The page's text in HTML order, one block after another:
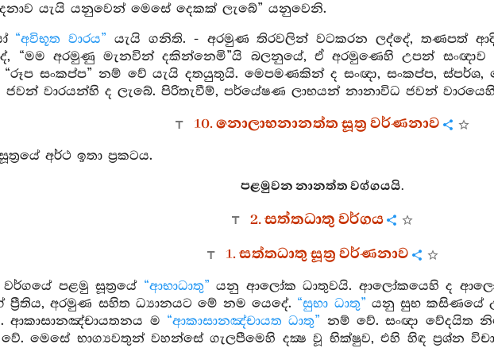
යැයි යනුවෙන් මෙසේ දෙකක් ලැබේ” යනුවෙනි.
“අවිභූත වාරය” යැයි ගනිති. - අරමුණ තිරවලින් වටකරන ලද්දේ, තණපත්
“මම අරමුණු මැනවින් දකින්නෙමි”යි බලනුයේ, ඒ අරමුණෙහි උපන් සංඥාව
“රූප සංකප්ප” නම් වේ යැයි දතයුතුයි. මෙපමණකින් ද සංඥා, සංකප්ප, ස්පර්ශ,
ජවන් වාරයන්හි ද ලැබේ. පිරිතැවීම්, පර්යේෂණ ලාභයන් නානාවිධ ජවන්
10. නොලාභනානත්ත සූත්‍ර වර්ණනාව
අර්ථ ඉතා ප්‍රකටය.
පළමුවන නානත්ත වග්ගයයි.
2. සත්තධාතු වර්ගය
1. සත්තධාතු සූත්‍ර වර්ණනාව
වර්ගයේ පළමු සූත්‍රයේ “ආභාධාතු” යනු ආලෝක ධාතුවයි. ආලෝකයෙහි ද
ප්‍රීතිය, අරමුණ සහිත ධ්‍යානයට මේ නම යෙදේ. “සුභා ධාතු” යනු සුභ කසිණයේ
ආකාසානඤ්චායතනය ම “ආකාසානඤ්චායත ධාතු” නම් වේ. සංඥා වේදයිත
මෙසේ භාග්‍යවතුන් වහන්සේ ගැලපීමෙහි දක්‍ෂ වූ භික්ෂුව, එහි හිඳ ප්‍රශ්න